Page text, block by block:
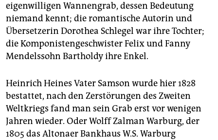
eigenwilligen Wannengrab, dessen Bedeutung
niemand kennt; die romantische Autorin und
Übersetzerin Dorothea Schlegel war ihre Tochter;
die Komponistengeschwister Felix und Fanny
Mendelssohn Bartholdy ihre Enkel.
Heinrich Heines Vater Samson wurde hier 1828
bestattet, nach den Zerstörungen des Zweiten
Weltkriegs fand man sein Grab erst vor wenigen
Jahren wieder. Oder Wolff Zalman Warburg, der
1805 das Altonaer Bankhaus W.S. Warburg